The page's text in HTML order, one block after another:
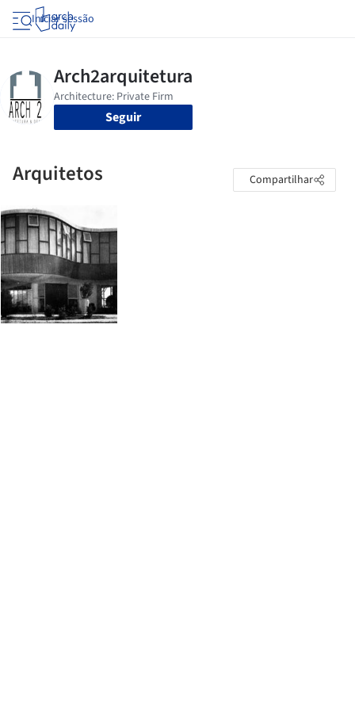
Iniciar sessão
Seguir
Arquitetos Compartilhar